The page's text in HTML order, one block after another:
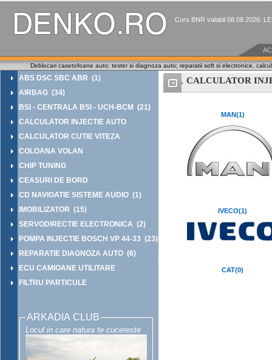
Curs BNR valabil 08.08.2026:
Deblocari casetofoane auto; tester si diagnoza auto; reparatii soft si electronice,
ABS DSC SBC ABR (1)
AIRBAG (34)
BSI - CENTRALA BSI - UCH-BCM (21)
CALCULATOR INJECTIE AUTO
CALCULATOR CUTIE VITEZA
COLOANA VOLAN
CHIP TUNING
CEASURI DE BORD
CD NAVIGATIE SISTEME AUDIO (1)
IMOBILIZATOR (15)
SERVODIRECTIE ELECTRONICA (2)
POMPA INJECTIE BOSCH VP 44-33 (23)
REPARATIE DIAGNOZA AUTO (6)
ECU CAMIOANE UTILITARE
FILTRU PARTICULE
ARKADIA CLUB
Locul in care natura te cucereste
CALCULATOR
MAN(1)
IVECO(1)
CAT(0)